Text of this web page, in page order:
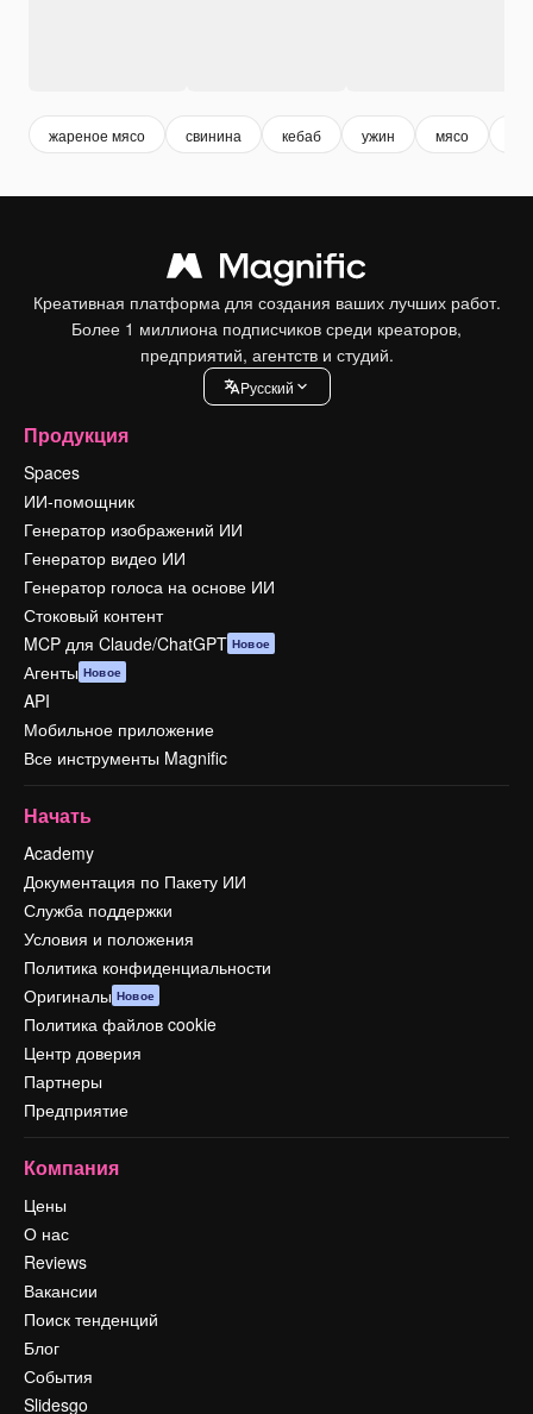
жареное мясо свинина кебаб ужин мясо
Креативная платформа для создания ваших лучших работ.
Более 1 миллиона подписчиков среди креаторов,
предприятий, агентств и студий.
Pусский
Продукция
Spaces
ИИ-помощник
Генератор изображений ИИ
Генератор видео ИИ
Генератор голоса на основе ИИ
Стоковый контент
MCP для Claude/ChatGPT Новое
Агенты Новое
API
Мобильное приложение
Все инструменты Magnific
Начать
Academy
Документация по Пакету ИИ
Служба поддержки
Условия и положения
Политика конфиденциальности
Оригиналы Новое
Политика файлов cookie
Центр доверия
Партнеры
Предприятие
Компания
Цены
О нас
Reviews
Вакансии
Поиск тенденций
Блог
События
Slidesgo